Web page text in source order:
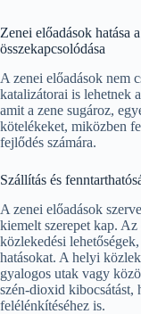
Zenei előadások hatása
összekapcsolódása
A zenei előadások nem
katalizátorai is lehetnek
amit a zene sugároz,
kötelékeket, miközben
fejlődés számára.
Szállítás és
A zenei előadások
kiemelt szerepet kap.
közlekedési
hatásokat. A helyi
gyalogos utak vagy
szén-dioxid kibocsátást,
felélénkítéséhez is.